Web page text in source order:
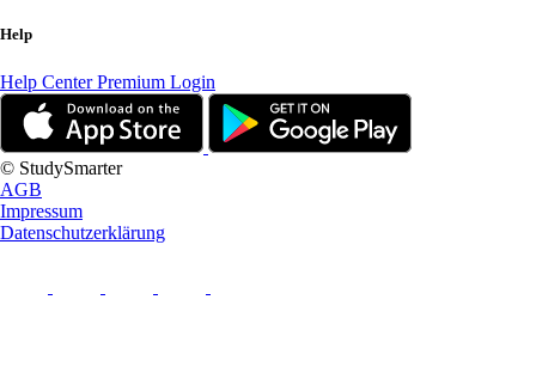
Help
Help CenterPremium Login
© StudySmarter
AGB
Impressum
Datenschutzerklärung